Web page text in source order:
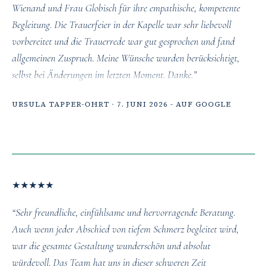
Wienand und Frau Globisch für ihre empathische, kompetente
Begleitung. Die Trauerfeier in der Kapelle war sehr liebevoll
vorbereitet und die Trauerrede war gut gesprochen und fand
allgemeinen Zuspruch. Meine Wünsche wurden berücksichtigt,
selbst bei Änderungen im letzten Moment. Danke.”
URSULA TAPPER-OHRT · 7. JUNI 2026 - AUF GOOGLE
★★★★★
“Sehr freundliche, einfühlsame und hervorragende Beratung.
Auch wenn jeder Abschied von tiefem Schmerz begleitet wird,
war die gesamte Gestaltung wunderschön und absolut
würdevoll. Das Team hat uns in dieser schweren Zeit